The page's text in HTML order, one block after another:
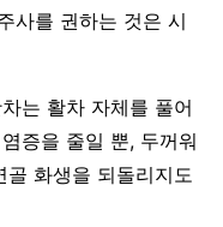
사를 권하는 것은 시
는 활차 자체를 풀어
증을 줄일 뿐, 두꺼워
화생을 되돌리지도